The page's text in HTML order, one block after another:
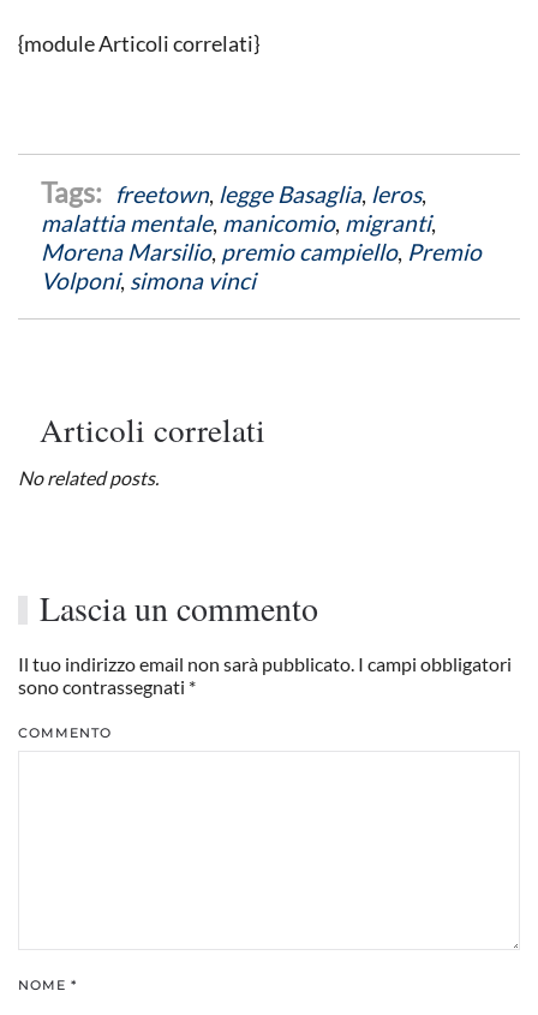
{module Articoli correlati}
freetown, legge Basaglia, leros,
malattia mentale, manicomio, migranti,
Morena Marsilio, premio campiello, Premio
Volponi, simona vinci
Articoli correlati
No related posts.
Lascia un commento
Il tuo indirizzo email non sarà pubblicato. I campi obbligatori
sono contrassegnati *
COMMENTO
NOME *